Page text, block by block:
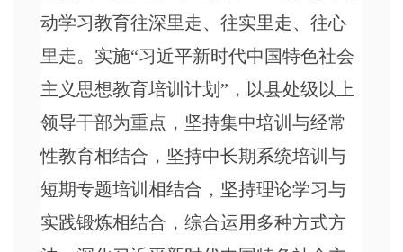
动学习教育往深里走、往实里走、往心
里走。实施“习近平新时代中国特色社会
主义思想教育培训计划”，以县处级以上
领导干部为重点，坚持集中培训与经常
性教育相结合，坚持中长期系统培训与
短期专题培训相结合，坚持理论学习与
实践锻炼相结合，综合运用多种方式方